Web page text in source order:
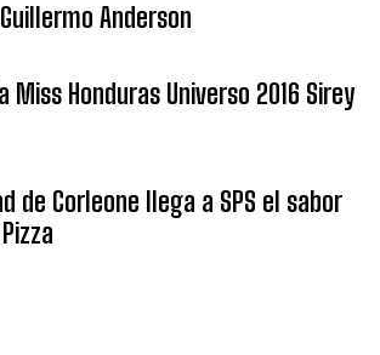
Anderson
Miss Honduras Universo 2016 Sirey
de Corleone llega a SPS el sabor